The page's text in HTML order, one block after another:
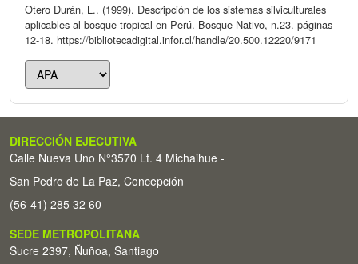
Otero Durán, L.. (1999). Descripción de los sistemas silviculturales
aplicables al bosque tropical en Perú. Bosque Nativo, n.23. páginas
12-18. https://bibliotecadigital.infor.cl/handle/20.500.12220/9171
DIRECCIÓN EJECUTIVA
Calle Nueva Uno N°3570 Lt. 4 Michaihue -
San Pedro de La Paz, Concepción
(56-41) 285 32 60
SEDE METROPOLITANA
Sucre 2397, Ñuñoa, Santiago